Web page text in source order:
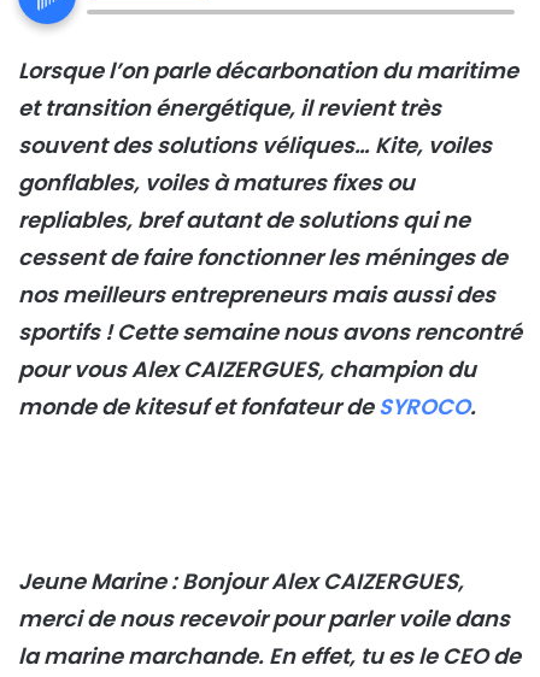
Lorsque l’on parle décarbonation du maritime
et transition énergétique, il revient très
souvent des solutions véliques… Kite, voiles
gonflables, voiles à matures fixes ou
repliables, bref autant de solutions qui ne
cessent de faire fonctionner les méninges de
nos meilleurs entrepreneurs mais aussi des
sportifs ! Cette semaine nous avons rencontré
pour vous Alex CAIZERGUES, champion du
monde de kitesuf et fonfateur deSYROCO.
Jeune Marine : Bonjour Alex CAIZERGUES,
merci de nous recevoir pour parler voile dans
la marine marchande. En effet, tu es le CEO de